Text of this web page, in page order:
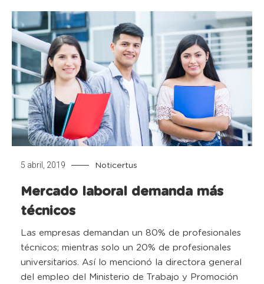
5 abril, 2019 Noticertus
Mercado laboral demanda más
técnicos
Las empresas demandan un 80% de profesionales
técnicos; mientras solo un 20% de profesionales
universitarios. Así lo mencionó la directora general
del empleo del Ministerio de Trabajo y Promoción